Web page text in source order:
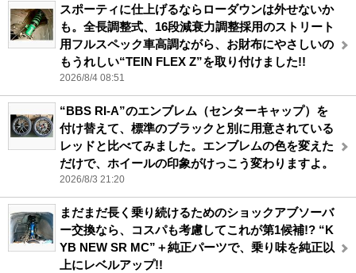
スポーティに仕上げるならローダウンは外せないか
も。全長調整式、16段減衰力調整採用のストリート
用フルスペック車高調ながら、お財布にやさしいの
もうれしい“TEIN FLEX Z”を取り付けました!!
2026/8/4 08:51
“BBS RI-A”のエンブレム（センターキャップ）を
付け替えて、標準のブラックと別に用意されている
レッドと比べてみました。エンブレムの色を変えた
だけで、ホイールの印象がけっこう変わりますよ。
2026/8/3 21:20
まだまだ長く乗り続けるためのショックアブソーバ
ー交換なら、コスパも考慮してこれが第1候補!? “K
YB NEW SR MC”＋純正パーツで、乗り味を純正以
上にレベルアップ!!